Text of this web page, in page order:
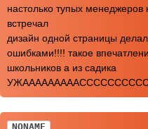
настолько тупых
встречал
дизайн одной страницы
ошибками!!!! такое
школьников а из садика
NONAME